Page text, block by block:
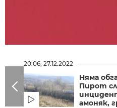
20:06, 27.12.2022
Няма
Пирот
амоняк,